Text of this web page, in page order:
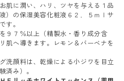
肌に潤い、ハリ、ツヤを与える１品
）の保湿美容化粧液６２．５ｍｌサ
す。
９７％以上（精製水・香り成分含
肌へ導きます。レモン＆バーベナを
洗顔料は、乾燥による小ジワを目立
済み）。